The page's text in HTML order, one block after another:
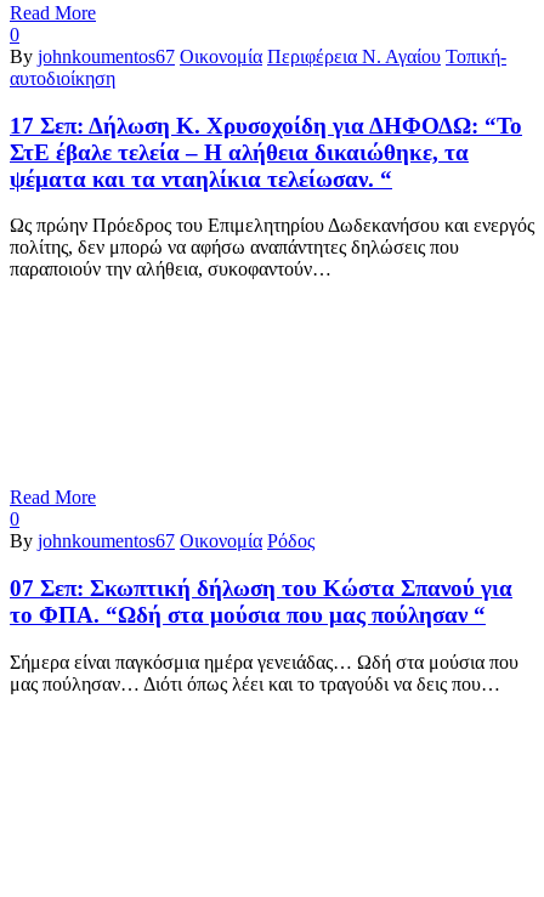
Read More
0
By johnkoumentos67 Οικονομία Περιφέρεια Ν. Αγαίου Τοπική-
αυτοδιοίκηση
17 Σεπ: Δήλωση Κ. Χρυσοχοίδη για ΔΗΦΟΔΩ: “Το
ΣτΕ έβαλε τελεία – Η αλήθεια δικαιώθηκε, τα
ψέματα και τα νταηλίκια τελείωσαν. “
Ως πρώην Πρόεδρος του Επιμελητηρίου Δωδεκανήσου και ενεργός
πολίτης, δεν μπορώ να αφήσω αναπάντητες δηλώσεις που
παραποιούν την αλήθεια, συκοφαντούν…
Read More
0
By johnkoumentos67 Οικονομία Ρόδος
07 Σεπ: Σκωπτική δήλωση του Κώστα Σπανού για
το ΦΠΑ. “Ωδή στα μούσια που μας πούλησαν “
Σήμερα είναι παγκόσμια ημέρα γενειάδας… Ωδή στα μούσια που
μας πούλησαν… Διότι όπως λέει και το τραγούδι να δεις που…